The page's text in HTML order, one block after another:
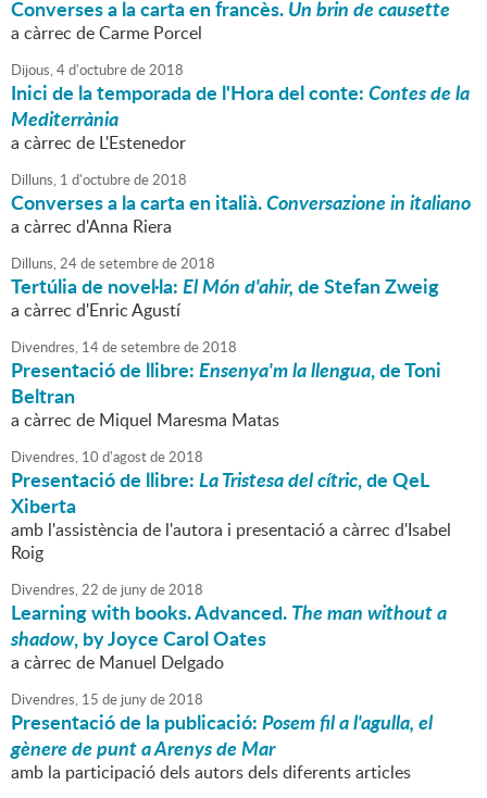
Converses a la carta en francès.Un brin de causette
a càrrec de Carme Porcel
Dijous,4d'octubrede2018
Inici de la temporada de l'Hora del conte:Contes de la
Mediterrània
a càrrec de L'Estenedor
Dilluns, 1 d'octubrede2018
Converses a la carta en italià.Conversazione in italiano
a càrrec d'Anna Riera
Dilluns,24desetembrede2018
Tertúlia de novel·la:El Món d'ahir,de Stefan Zweig
a càrrec d'Enric Agustí
Divendres, 14desetembrede2018
Presentació de llibre:Ensenya'm la llengua, de Toni
Beltran
a càrrec de Miquel Maresma Matas
Divendres, 10 d'agostde2018
Presentació de llibre:La Tristesa del cítric, de QeL
Xiberta
amb l'assistència de l'autora i presentació a càrrec d'Isabel
Roig
Divendres,22 de junyde2018
Learning with books. Advanced.The man without a
shadow, by Joyce Carol Oates
a càrrec de Manuel Delgado
Divendres, 15 de junyde2018
Presentació de la publicació:Posem fil a l'agulla, el
gènere de punt a Arenys de Mar
amb la participació dels autors dels diferents articles